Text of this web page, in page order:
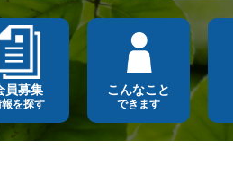
員募集
を探す
こんなこと
できます